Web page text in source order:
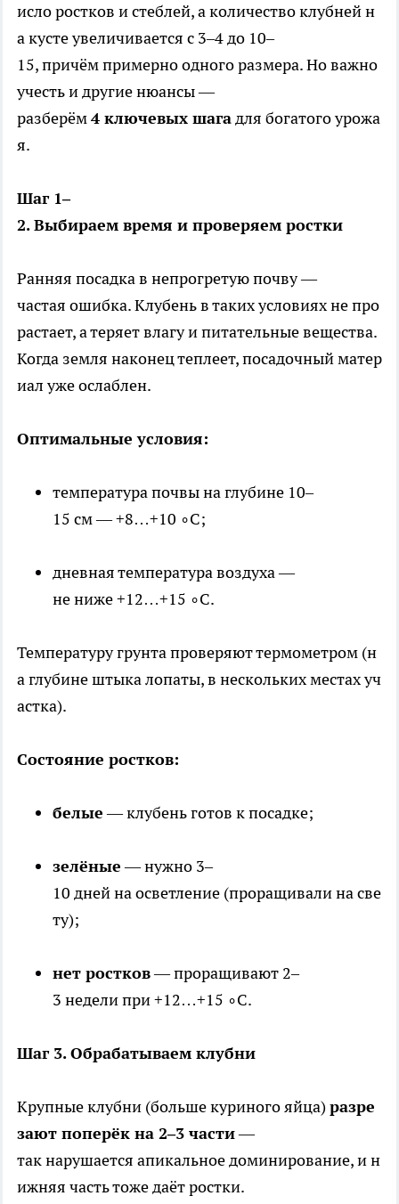
исло ростков и стеблей, а количество клубней н
а кусте увеличивается с 3–4 до 10–
15, причём примерно одного размера. Но важно
учесть и другие нюансы —
разберём4 ключевых шагадля богатого урожа
я.
Шаг 1–
2. Выбираем время и проверяем ростки
Ранняя посадка в непрогретую почву —
частая ошибка. Клубень в таких условиях не про
растает, а теряет влагу и питательные вещества.
Когда земля наконец теплеет, посадочный матер
иал уже ослаблен.
Оптимальные условия:
температура почвы на глубине 10–
15 см — +8…+10 ∘C;
дневная температура воздуха —
не ниже +12…+15 ∘C.
Температуру грунта проверяют термометром (н
а глубине штыка лопаты, в нескольких местах уч
астка).
Состояние ростков:
белые— клубень готов к посадке;
зелёные— нужно 3–
10 дней на осветление (проращивали на све
ту);
нет ростков— проращивают 2–
3 недели при +12…+15 ∘C.
Шаг 3. Обрабатываем клубни
Крупные клубни (больше куриного яйца) разре
зают поперёк на 2–3 части—
так нарушается апикальное доминирование, и н
ижняя часть тоже даёт ростки.